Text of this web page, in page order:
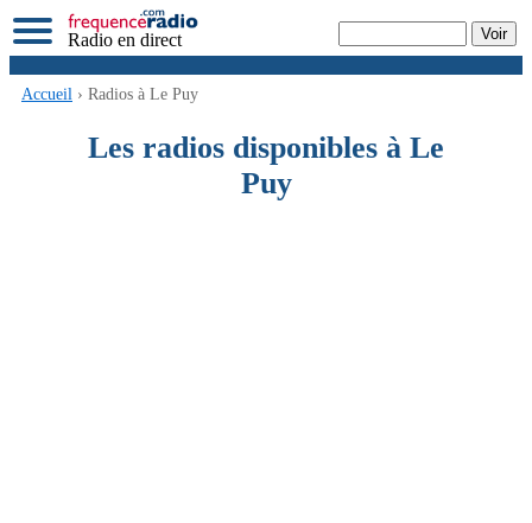
Radio en direct
Accueil › Radios à Le Puy
Les radios disponibles à Le
Puy